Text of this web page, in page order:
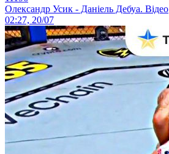
Олександр Усик - Даніель Дебуа. Відео
02:27, 20/07